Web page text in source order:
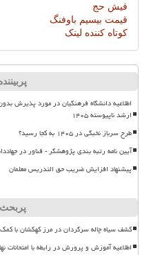
فیش حج
قیمت بیسیم باوفنگ
کوتاه کننده لینک
اطلاعیه دانشگاه فرهنگیان در مورد پذیرش
ارشد ناپیوسته ۱۴۰۵
طرح سرباز نخبگی در ۱۴۰۵ به کجا رسید؟
آیین نامه رتبه بندی پژوهشگر - فناور در
پیشنهاد افزایش ضریب حق التدریس معلمان
کشف سیاه چاله سرگردان در مرز کهکشان با
اطلاعیه آموزش و پرورش در رابطه با امتحانات نهائی معوق در 4